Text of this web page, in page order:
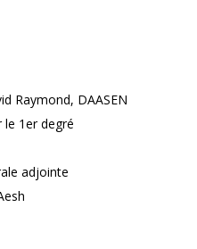
Raymond, DAASEN
1er degré
adjointe